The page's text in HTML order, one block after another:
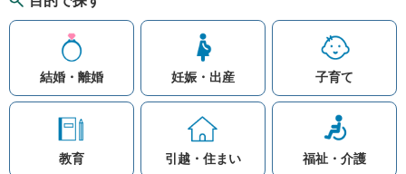
結婚・離婚 妊娠・出産 子育て
教育 引越・住まい 福祉・介護